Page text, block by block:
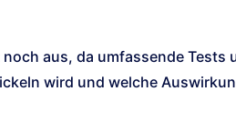
aus, da umfassende
wird und welche